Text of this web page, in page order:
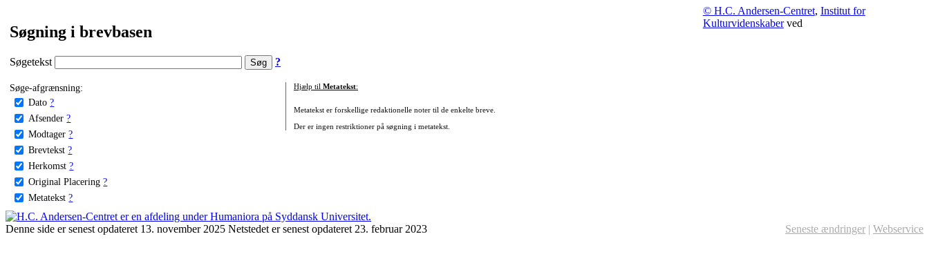
Søgning i brevbasen
Søgetekst ?
Søge-afgrænsning:
Dato ?
Afsender ?
Modtager ?
Brevtekst ?
Herkomst ?
Original Placering ?
Metatekst ?
Hjælp til Metatekst:
Metatekst er forskellige redaktionelle noter til de enkelte breve.
Der er ingen restriktioner på søgning i metatekst.
© H.C. Andersen-Centret, Institut for
Kulturvidenskaberved
Denne side er senest opdateret 13. november 2025 Netstedet er senest opdateret 23. februar 2023 Seneste ændringer | Webservice